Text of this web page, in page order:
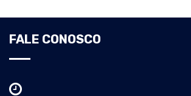
FALE CONOSCO